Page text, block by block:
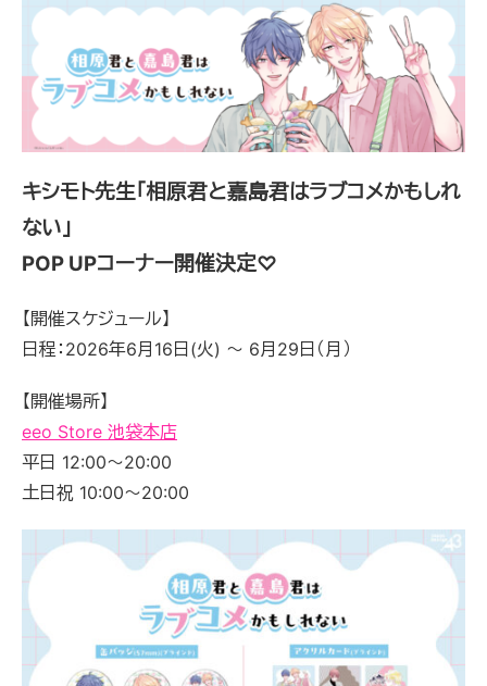
キシモト先生「相原君と嘉島君はラブコメかもしれ
ない」
POP UPコーナー開催決定♡
【開催スケジュール】
日程： 2026年6月 16 日(火) 〜 6月 29 日（月）
【開催場所】
eeo Store 池袋本店
平日 12:00～20:00
土日祝 10:00～20:00